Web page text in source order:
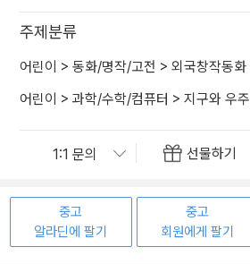
주제분류
어린이 > 동화/명작/고전 > 외국창작동화
어린이 > 과학/수학/컴퓨터 > 지구와 우주
선물하기
중고
알라딘에 팔기
중고
회원에게 팔기